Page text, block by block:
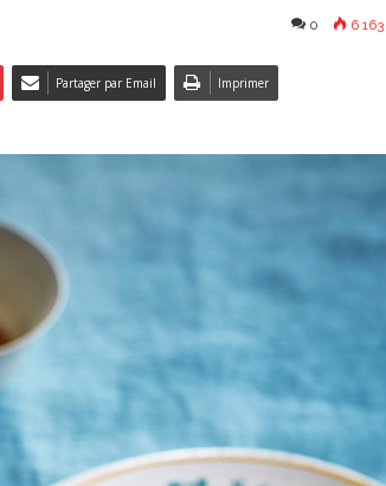
0 6 163
Partager par Email Imprimer